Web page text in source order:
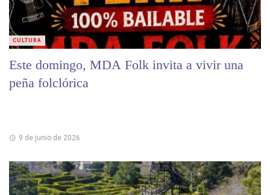
Este domingo, MDA Folk invita a vivir una
peña folclórica
9 de junio de 2026
CULTURA